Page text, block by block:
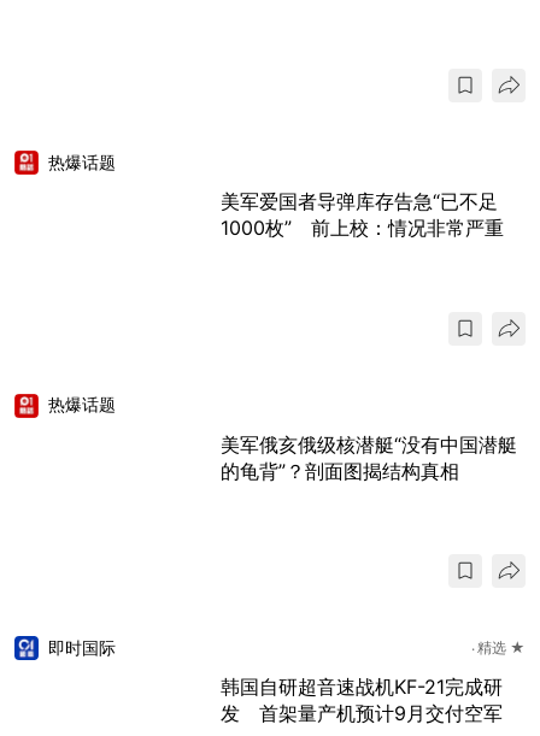
热爆话题
美军爱国者导弹库存告急“已不足
1000枚” 前上校：情况非常严重
热爆话题
美军俄亥俄级核潜艇“没有中国潜艇
的龟背”？剖面图揭结构真相
即时国际 精选 ★
韩国自研超音速战机KF-21完成研
发 首架量产机预计9月交付空军